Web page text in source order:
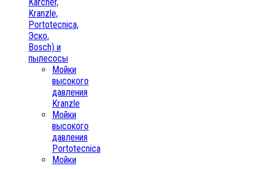
Kranzle,
Portotecnica,
Эско,
Bosch) и
пылесосы
Мойки
высокого
давления
Kranzle
Мойки
высокого
давления
Portotecnica
Мойки